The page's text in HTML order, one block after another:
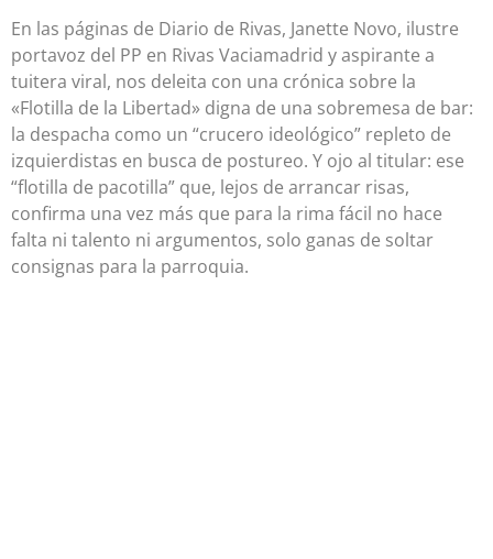
En las páginas de Diario de Rivas, Janette Novo, ilustre
portavoz del PP en Rivas Vaciamadrid y aspirante a
tuitera viral, nos deleita con una crónica sobre la
«Flotilla de la Libertad» digna de una sobremesa de bar:
la despacha como un “crucero ideológico” repleto de
izquierdistas en busca de postureo. Y ojo al titular: ese
“flotilla de pacotilla” que, lejos de arrancar risas,
confirma una vez más que para la rima fácil no hace
falta ni talento ni argumentos, solo ganas de soltar
consignas para la parroquia.